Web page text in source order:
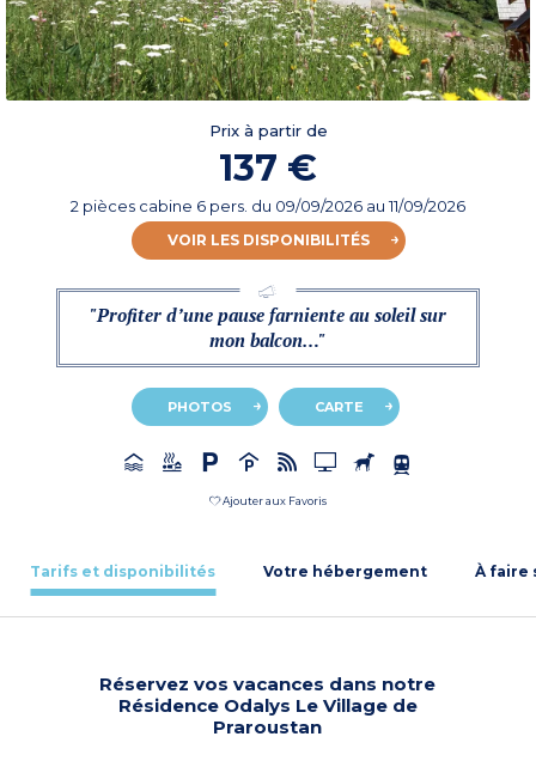
Prix à partir de
137 €
2 pièces cabine 6 pers. du 09/09/2026 au 11/09/2026
VOIR LES DISPONIBILITÉS
"Profiter d’une pause farniente au soleil sur
mon balcon…"
PHOTOS CARTE
Ajouter aux Favoris
Tarifs et disponibilités Votre hébergement À faire
Réservez vos vacances dans notre
Résidence Odalys Le Village de
Praroustan